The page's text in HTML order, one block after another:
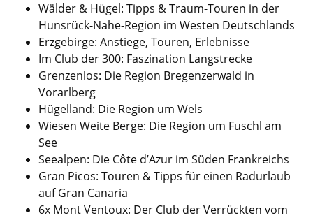
Wälder & Hügel: Tipps & Traum-Touren in der
Hunsrück-Nahe-Region im Westen Deutschlands
Erzgebirge: Anstiege, Touren, Erlebnisse
Im Club der 300: Faszination Langstrecke
Grenzenlos: Die Region Bregenzerwald in
Vorarlberg
Hügelland: Die Region um Wels
Wiesen Weite Berge: Die Region um Fuschl am
See
Seealpen: Die Côte d’Azur im Süden Frankreichs
Gran Picos: Touren & Tipps für einen Radurlaub
auf Gran Canaria
6x Mont Ventoux: Der Club der Verrückten vom